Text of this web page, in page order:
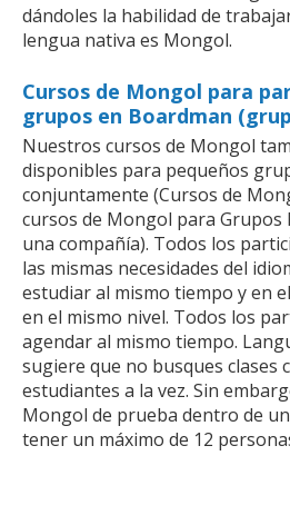
dándoles la habilidad de
lengua nativa es Mongol.
Cursos de Mongol para
grupos en Boardman
Nuestros cursos de Mongol
disponibles para pequeños
conjuntamente (Cursos de
cursos de Mongol para Grupos
una compañía). Todos los
las mismas necesidades del
estudiar al mismo tiempo y en
en el mismo nivel. Todos los
agendar al mismo tiempo.
sugiere que no busques clases
estudiantes a la vez. Sin
Mongol de prueba dentro de
tener un máximo de 12